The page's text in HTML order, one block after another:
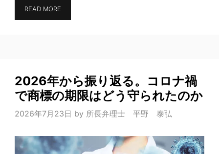
READ MORE
2026年から振り返る。コロナ禍
で商標の期限はどう守られたのか
2026年7月23日 by 所長弁理士 平野 泰弘